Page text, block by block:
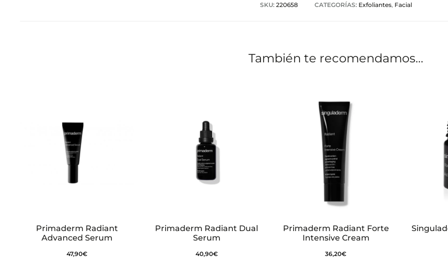
SKU: 220658 CATEGORÍAS: Exfoliantes, Facial
También te recomendamos…
Primaderm Radiant
Advanced Serum
47,90€
Primaderm Radiant Dual
Serum
40,90€
Primaderm Radiant Forte
Intensive Cream
36,20€